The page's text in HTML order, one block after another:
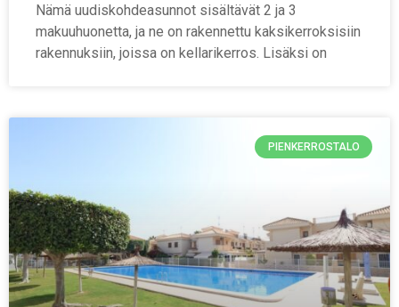
Nämä uudiskohdeasunnot sisältävät 2 ja 3
makuuhuonetta, ja ne on rakennettu kaksikerroksisiin
rakennuksiin, joissa on kellarikerros. Lisäksi on
PIENKERROSTALO